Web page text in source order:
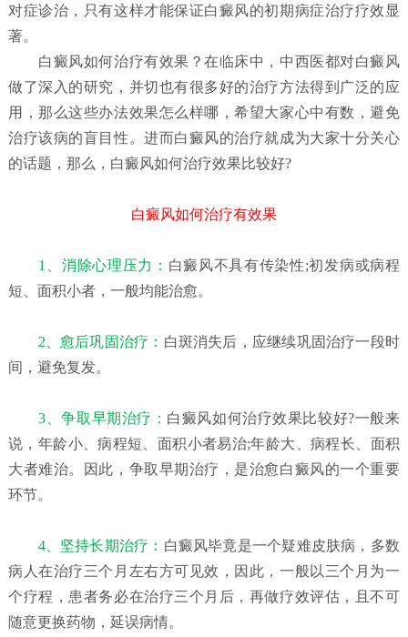
对症诊治，只有这样才能保证白癜风的初期病症治疗疗效显
著。
白癜风如何治疗有效果？在临床中，中西医都对白癜风
做了深入的研究，并切也有很多好的治疗方法得到广泛的应
用，那么这些办法效果怎么样哪，希望大家心中有数，避免
治疗该病的盲目性。进而白癜风的治疗就成为大家十分关心
的话题，那么，白癜风如何治疗效果比较好?
白癜风如何治疗有效果
1、消除心理压力： 白癜风不具有传染性;初发病或病程
短、面积小者，一般均能治愈。
2、愈后巩固治疗： 白斑消失后，应继续巩固治疗一段时
间，避免复发。
3、争取早期治疗： 白癜风如何治疗效果比较好?一般来
说，年龄小、病程短、面积小者易治;年龄大、病程长、面积
大者难治。因此，争取早期治疗，是治愈白癜风的一个重要
环节。
4、坚持长期治疗： 白癜风毕竟是一个疑难皮肤病，多数
病人在治疗三个月左右方可见效，因此，一般以三个月为一
个疗程，患者务必在治疗三个月后，再做疗效评估，且不可
随意更换药物，延误病情。